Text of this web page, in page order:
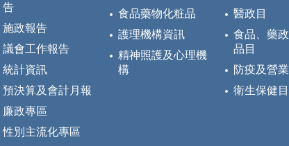
告
施政報告
議會工作報告
統計資訊
預決算及會計月報
廉政專區
性別主流化專區
食品藥物化粧品
護理機構資訊
精神照護及心理機
構
醫政目
食品、藥
品目
防疫及營
衛生保健目